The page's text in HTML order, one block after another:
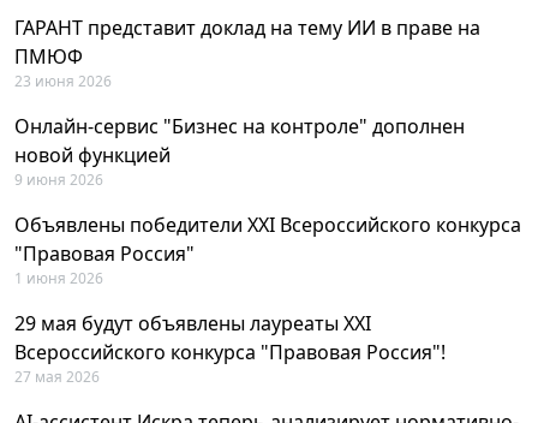
ГАРАНТ представит доклад на тему ИИ в праве на
ПМЮФ
23 июня 2026
Онлайн-сервис "Бизнес на контроле" дополнен
новой функцией
9 июня 2026
Объявлены победители XXI Всероссийского конкурса
"Правовая Россия"
1 июня 2026
29 мая будут объявлены лауреаты XXI
Всероссийского конкурса "Правовая Россия"!
27 мая 2026